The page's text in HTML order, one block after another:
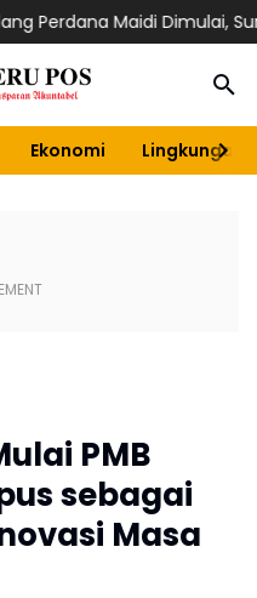
Maidi Dimulai,
Ekonomi Lingkungan
PMB
sebagai
Masa